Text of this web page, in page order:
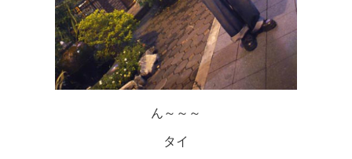
ん～～～
タイ